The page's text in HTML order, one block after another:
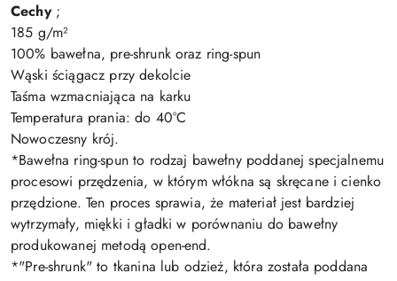
Cechy ;
185 g/m²
100% bawełna, pre-shrunk oraz ring-spun
Wąski ściągacz przy dekolcie
Taśma wzmacniająca na karku
Temperatura prania: do 40°C
Nowoczesny krój.
*Bawełna ring-spun to rodzaj bawełny poddanej specjalnemu
procesowi przędzenia, w którym włókna są skręcane i cienko
przędzione. Ten proces sprawia, że materiał jest bardziej
wytrzymały, miękki i gładki w porównaniu do bawełny
produkowanej metodą open-end.
*"Pre-shrunk" to tkanina lub odzież, która została poddana